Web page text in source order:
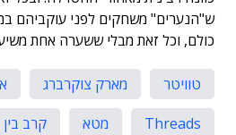
ש"הנערים" משחקים לפני עוקביהם
כולם, וכל זאת מבלי ששערה אחת
טוויטר מארק צוקרברג
Threads
מטא
קרב